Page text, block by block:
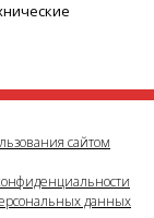
сайтом
данных